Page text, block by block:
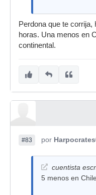
Perdona que te
horas. Una menos en
continental.
#83 por
cuentista
5 menos en